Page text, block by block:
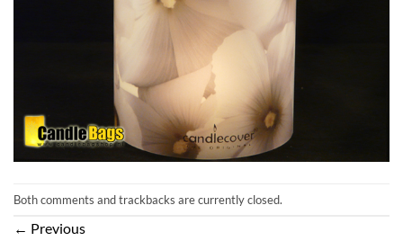
Both comments and trackbacks are currently closed.
← Previous